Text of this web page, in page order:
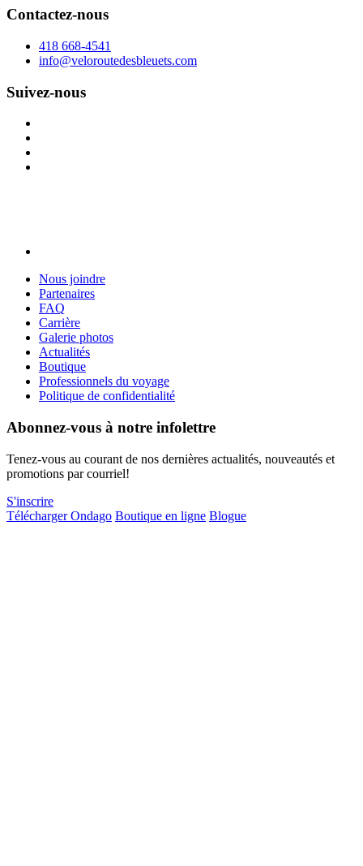
Contactez-nous
418 668-4541
info@veloroutedesbleuets.com
Suivez-nous
Nous joindre
Partenaires
FAQ
Carrière
Galerie photos
Actualités
Boutique
Professionnels du voyage
Politique de confidentialité
Abonnez-vous à notre infolettre
Tenez-vous au courant de nos dernières actualités, nouveautés et
promotions par courriel!
S'inscrire
Télécharger Ondago Boutique en ligne Blogue